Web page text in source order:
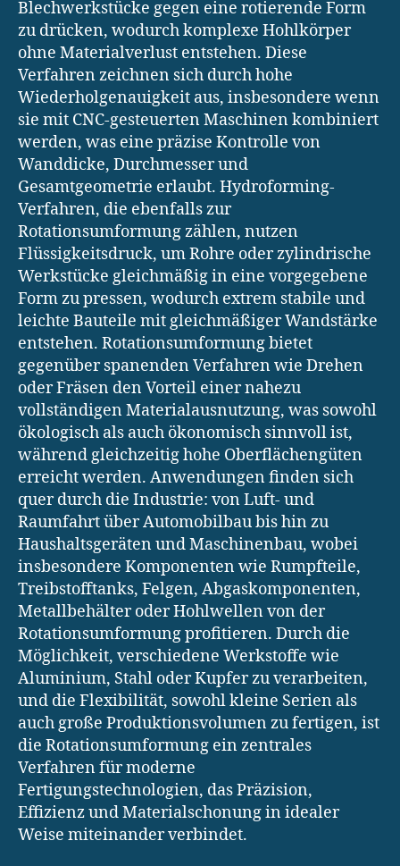
Blechwerkstücke gegen eine rotierende Form
zu drücken, wodurch komplexe Hohlkörper
ohne Materialverlust entstehen. Diese
Verfahren zeichnen sich durch hohe
Wiederholgenauigkeit aus, insbesondere wenn
sie mit CNC-gesteuerten Maschinen kombiniert
werden, was eine präzise Kontrolle von
Wanddicke, Durchmesser und
Gesamtgeometrie erlaubt. Hydroforming-
Verfahren, die ebenfalls zur
Rotationsumformung zählen, nutzen
Flüssigkeitsdruck, um Rohre oder zylindrische
Werkstücke gleichmäßig in eine vorgegebene
Form zu pressen, wodurch extrem stabile und
leichte Bauteile mit gleichmäßiger Wandstärke
entstehen. Rotationsumformung bietet
gegenüber spanenden Verfahren wie Drehen
oder Fräsen den Vorteil einer nahezu
vollständigen Materialausnutzung, was sowohl
ökologisch als auch ökonomisch sinnvoll ist,
während gleichzeitig hohe Oberflächengüten
erreicht werden. Anwendungen finden sich
quer durch die Industrie: von Luft- und
Raumfahrt über Automobilbau bis hin zu
Haushaltsgeräten und Maschinenbau, wobei
insbesondere Komponenten wie Rumpfteile,
Treibstofftanks, Felgen, Abgaskomponenten,
Metallbehälter oder Hohlwellen von der
Rotationsumformung profitieren. Durch die
Möglichkeit, verschiedene Werkstoffe wie
Aluminium, Stahl oder Kupfer zu verarbeiten,
und die Flexibilität, sowohl kleine Serien als
auch große Produktionsvolumen zu fertigen, ist
die Rotationsumformung ein zentrales
Verfahren für moderne
Fertigungstechnologien, das Präzision,
Effizienz und Materialschonung in idealer
Weise miteinander verbindet.